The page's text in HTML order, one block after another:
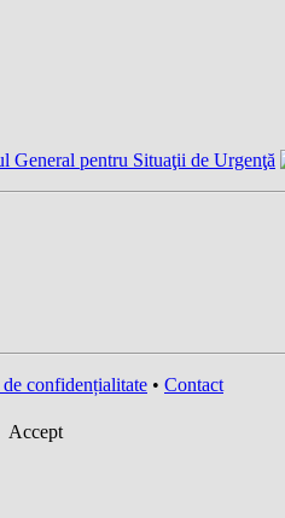
confidențialitate • Contact
Accept